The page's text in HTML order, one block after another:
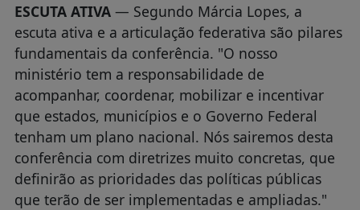
ESCUTA ATIVA— Segundo Márcia Lopes, a
escuta ativa e a articulação federativa são pilares
fundamentais da conferência. "O nosso
ministério tem a responsabilidade de
acompanhar, coordenar, mobilizar e incentivar
que estados, municípios e o Governo Federal
tenham um plano nacional. Nós sairemos desta
conferência com diretrizes muito concretas, que
definirão as prioridades das políticas públicas
que terão de ser implementadas e ampliadas."